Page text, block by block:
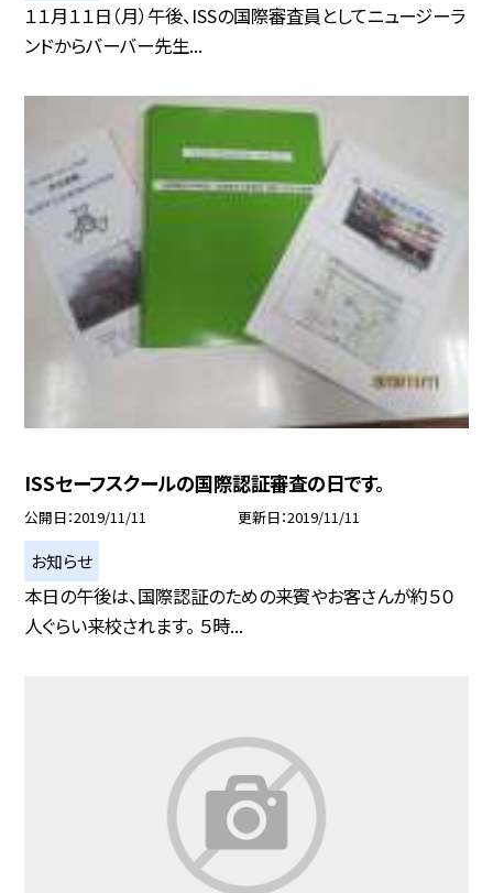
１１月１１日（月）午後、ISSの国際審査員としてニュージーラ
ンドからバーバー先生...
ISSセーフスクールの国際認証審査の日です。
公開日 2019/11/11 更新日 2019/11/11
お知らせ
本日の午後は、国際認証のための来賓やお客さんが約５０
人ぐらい来校されます。 ５時...